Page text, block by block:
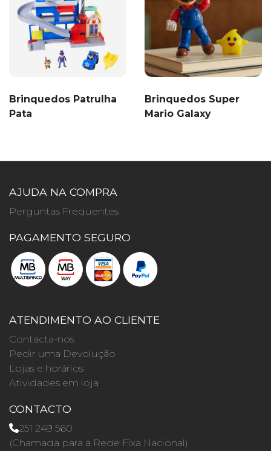
Brinquedos Patrulha
Pata
Brinquedos Super
Mario Galaxy
AJUDA NA COMPRA
Perguntas Frequentes
PAGAMENTO SEGURO
ATENDIMENTO AO CLIENTE
Contacta-nos
Pedir uma Devolução
Lojas e horários
Atividades em loja
CONTACTO
251 249 560
(Chamada para a Rede Fixa Nacional)